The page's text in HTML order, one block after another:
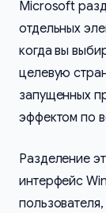
Microsoft
отдельных
когда вы
целевую
запущенных
эффектом по
Разделение
интерфейс